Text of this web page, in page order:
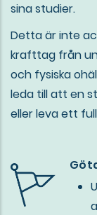
sina studier.
Detta är inte
krafttag från
och fysiska
leda till att en
eller leva ett